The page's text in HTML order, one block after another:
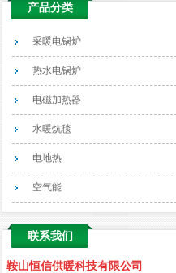
产品分类
采暖电锅炉
热水电锅炉
电磁加热器
水暖炕毯
电地热
空气能
联系我们
鞍山恒信供暖科技有限公司